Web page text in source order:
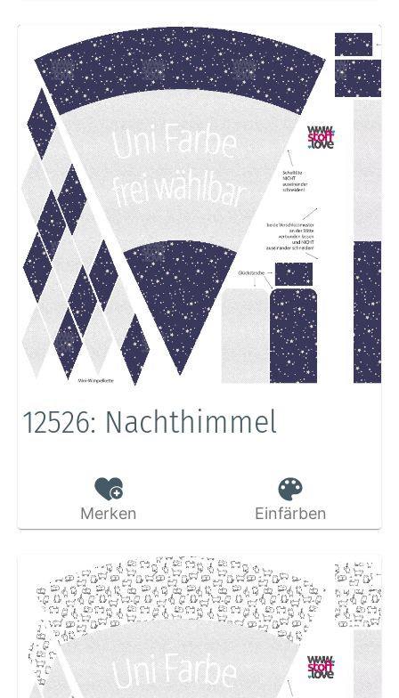
12526: Nachthimmel
Merken Einfärben